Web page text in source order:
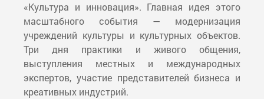
«Культура и инновация». Главная идея этого
масштабного события — модернизация
учреждений культуры и культурных объектов.
Три дня практики и живого общения,
выступления местных и международных
экспертов, участие представителей бизнеса и
креативных индустрий.